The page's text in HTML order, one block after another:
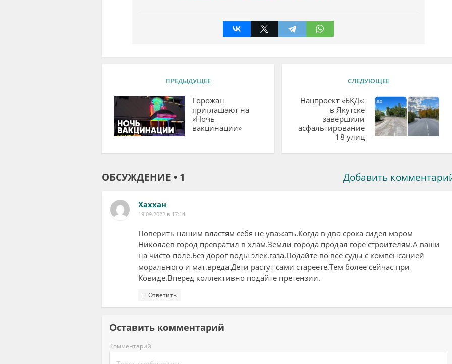
ПРЕДЫДУЩЕЕ
Горожан
приглашают на
«Ночь
вакцинации»
СЛЕДУЮЩЕЕ
Нацпроект «БКД»:
в Якутске
завершили
асфальтирование
18 улиц
ОБСУЖДЕНИЕ • 1 Добавить
Хаххан
19.09.2022 в 17:14
Поверить нашим властям себя не уважать.Когда в два срока сидел мэром
Николаев город превратил в хлам.Земли города продал горе строителям.А ваши
на чисто поле.Без дорог воды элек.газа.Подайте во все суды с компенсацией
морального и мат.вреда.Дети растут сами стареете.Тем более сейчас при
Ковиде.Вперед коллективно подайте претензии.
Ответить
Оставить комментарий
Комментарий